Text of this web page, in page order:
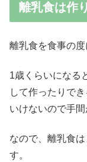
離乳食は作
離乳食を食事の度
1歳くらいになる
して作ったりで
いけないので手間
なので、離乳食
す。